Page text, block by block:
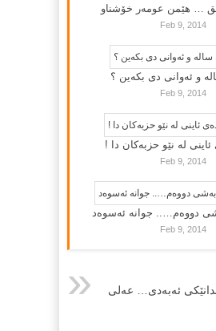
… هێمن عومه‌ر خۆشناو
Feb 9, 2014
و ئەوانی دی بكەین ؟
Feb 9, 2014
لە نێو حزبەکان دا !
Feb 9, 2014
دووەم….. جوانە ئەسوەد
Feb 9, 2014
ئه‌به‌دی… عه‌لی